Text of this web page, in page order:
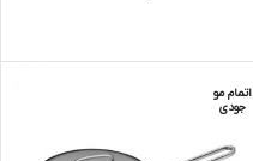
اتمام مو
جودی